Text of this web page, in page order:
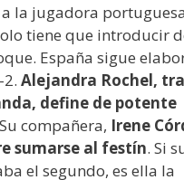
la jugadora
tiene que introducir
España sigue
Alejandra Rochel,
define de potente
compañera, Irene
sumarse al festín. Si
el segundo, es ella la